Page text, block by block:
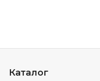
Каталог